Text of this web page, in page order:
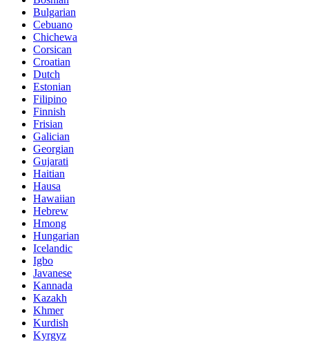
Bulgarian
Cebuano
Chichewa
Corsican
Croatian
Dutch
Estonian
Filipino
Finnish
Frisian
Galician
Georgian
Gujarati
Haitian
Hausa
Hawaiian
Hebrew
Hmong
Hungarian
Icelandic
Igbo
Javanese
Kannada
Kazakh
Khmer
Kurdish
Kyrgyz